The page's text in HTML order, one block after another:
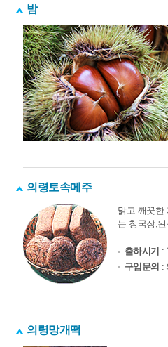
밤
의령토속메주
맑고 깨끗한
는 청국장,
출하시기 :
구입문의 :
의령망개떡